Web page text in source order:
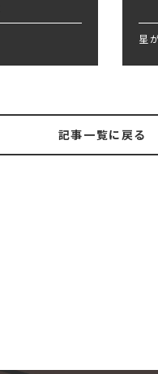
星
記事一覧に戻る